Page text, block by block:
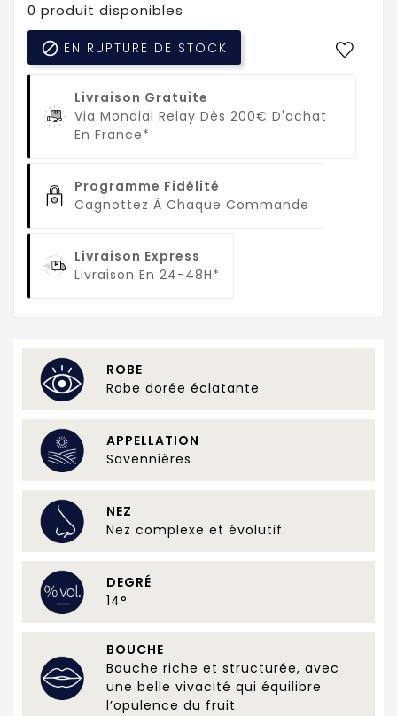
0 produit disponibles
 EN RUPTURE DE STOCK
Livraison Gratuite
Via Mondial Relay Dès 200€ D'achat
En France*
Programme Fidélité
Cagnottez À Chaque Commande
Livraison Express
Livraison En 24-48H*
ROBE
Robe dorée éclatante
APPELLATION
Savennières
NEZ
Nez complexe et évolutif
DEGRÉ
14°
BOUCHE
Bouche riche et structurée, avec
une belle vivacité qui équilibre
l’opulence du fruit